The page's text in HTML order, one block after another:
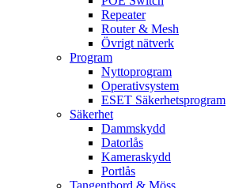
Repeater
Router & Mesh
Övrigt nätverk
Program
Nyttoprogram
Operativsystem
ESET Säkerhetsprogram
Säkerhet
Dammskydd
Datorlås
Kameraskydd
Portlås
Tangentbord & Möss